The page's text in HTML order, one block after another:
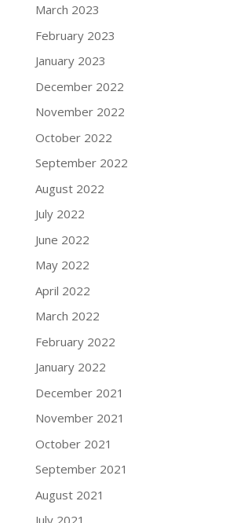
March 2023
February 2023
January 2023
December 2022
November 2022
October 2022
September 2022
August 2022
July 2022
June 2022
May 2022
April 2022
March 2022
February 2022
January 2022
December 2021
November 2021
October 2021
September 2021
August 2021